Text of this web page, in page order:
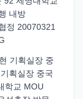
내방
정 20070321
기획실장 중
획실장 중국
학교 MOU